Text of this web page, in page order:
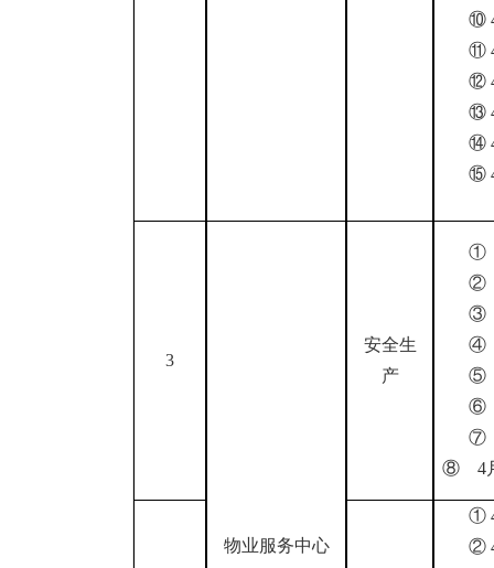
⑩
⑪
⑫
⑬
⑭
⑮
3
物业服务中心
安全生
产
⑧ 4
①
②